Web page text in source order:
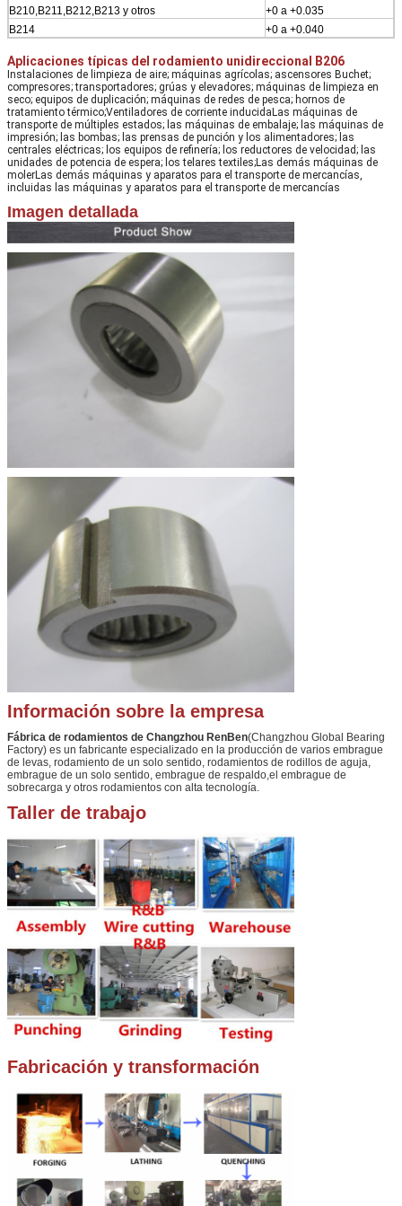
B210,B211,B212,B213 y otros
+0 a +0.035
B214
+0 a +0.040
Aplicaciones típicas del rodamiento unidireccional B206
Instalaciones de limpieza de aire; máquinas agrícolas; ascensores Buchet;
compresores; transportadores; grúas y elevadores; máquinas de limpieza en
seco; equipos de duplicación; máquinas de redes de pesca; hornos de
tratamiento térmico;Ventiladores de corriente inducidaLas máquinas de
transporte de múltiples estados; las máquinas de embalaje; las máquinas de
impresión; las bombas; las prensas de punción y los alimentadores; las
centrales eléctricas; los equipos de refinería; los reductores de velocidad; las
unidades de potencia de espera; los telares textiles;Las demás máquinas de
molerLas demás máquinas y aparatos para el transporte de mercancías,
incluidas las máquinas y aparatos para el transporte de mercancías
Imagen detallada
Información sobre la empresa
Fábrica de rodamientos de Changzhou RenBen(Changzhou Global Bearing
Factory) es un fabricante especializado en la producción de varios embrague
de levas, rodamiento de un solo sentido, rodamientos de rodillos de aguja,
embrague de un solo sentido, embrague de respaldo,el embrague de
sobrecarga y otros rodamientos con alta tecnología.
Taller de trabajo
Fabricación y transformación